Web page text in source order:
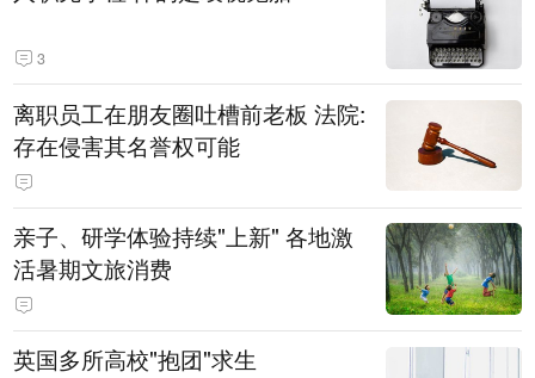
3
离职员工在朋友圈吐槽前老板 法院:
存在侵害其名誉权可能
亲子、研学体验持续"上新" 各地激
活暑期文旅消费
英国多所高校"抱团"求生